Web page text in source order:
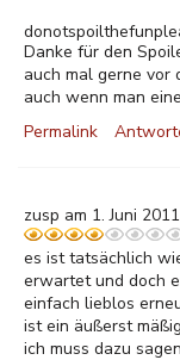
Danke für den
auch mal gerne vor
auch wenn man
Permalink
zusp am 1. Juni
es ist tatsächlich
erwartet und doch
einfach lieblos
ist ein äußerst
ich muss dazu